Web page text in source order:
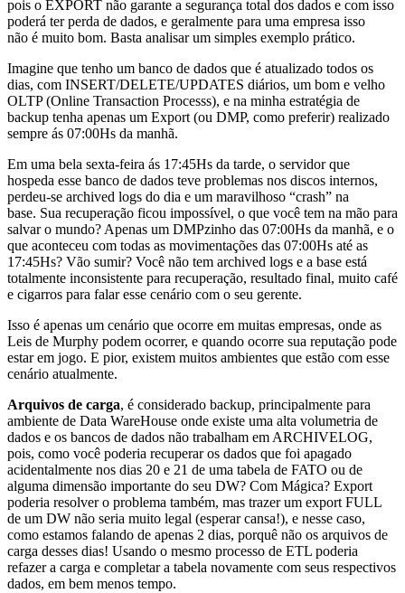
pois o EXPORT não garante a segurança total dos dados e com isso
poderá ter perda de dados, e geralmente para uma empresa isso
não é muito bom. Basta analisar um simples exemplo prático.
Imagine que tenho um banco de dados que é atualizado todos os
dias, com INSERT/DELETE/UPDATES diários, um bom e velho
OLTP (Online Transaction Processs), e na minha estratégia de
backup tenha apenas um Export (ou DMP, como preferir) realizado
sempre ás 07:00Hs da manhã.
Em uma bela sexta-feira ás 17:45Hs da tarde, o servidor que
hospeda esse banco de dados teve problemas nos discos internos,
perdeu-se archived logs do dia e um maravilhoso “crash” na
base. Sua recuperação ficou impossível, o que você tem na mão para
salvar o mundo? Apenas um DMPzinho das 07:00Hs da manhã, e o
que aconteceu com todas as movimentações das 07:00Hs até as
17:45Hs? Vão sumir? Você não tem archived logs e a base está
totalmente inconsistente para recuperação, resultado final, muito café
e cigarros para falar esse cenário com o seu gerente.
Isso é apenas um cenário que ocorre em muitas empresas, onde as
Leis de Murphy podem ocorrer, e quando ocorre sua reputação pode
estar em jogo. E pior, existem muitos ambientes que estão com esse
cenário atualmente.
Arquivos de carga, é considerado backup, principalmente para
ambiente de Data WareHouse onde existe uma alta volumetria de
dados e os bancos de dados não trabalham em ARCHIVELOG,
pois, como você poderia recuperar os dados que foi apagado
acidentalmente nos dias 20 e 21 de uma tabela de FATO ou de
alguma dimensão importante do seu DW? Com Mágica? Export
poderia resolver o problema também, mas trazer um export FULL
de um DW não seria muito legal (esperar cansa!), e nesse caso,
como estamos falando de apenas 2 dias, porquê não os arquivos de
carga desses dias! Usando o mesmo processo de ETL poderia
refazer a carga e completar a tabela novamente com seus respectivos
dados, em bem menos tempo.